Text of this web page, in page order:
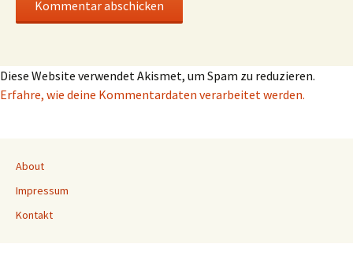
Diese Website verwendet Akismet, um Spam zu reduzieren.
Erfahre, wie deine Kommentardaten verarbeitet werden.
About
Impressum
Kontakt